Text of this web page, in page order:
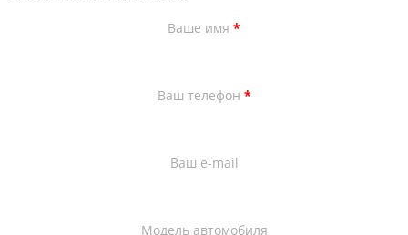
Ваше имя *
Ваш телефон *
Ваш e-mail
Модель автомобиля